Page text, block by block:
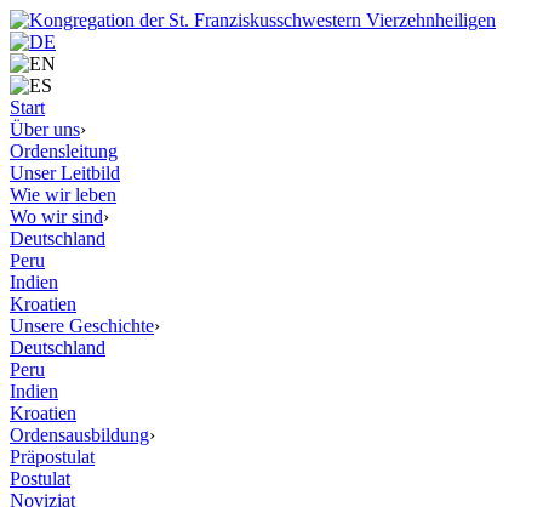
Start
Über uns›
Ordensleitung
Unser Leitbild
Wie wir leben
Wo wir sind›
Deutschland
Peru
Indien
Kroatien
Unsere Geschichte›
Deutschland
Peru
Indien
Kroatien
Ordensausbildung›
Präpostulat
Postulat
Noviziat